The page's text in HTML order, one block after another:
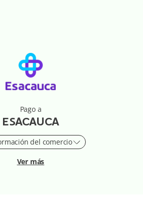
Pago a
ESACAUCA
del comercio
Ver más